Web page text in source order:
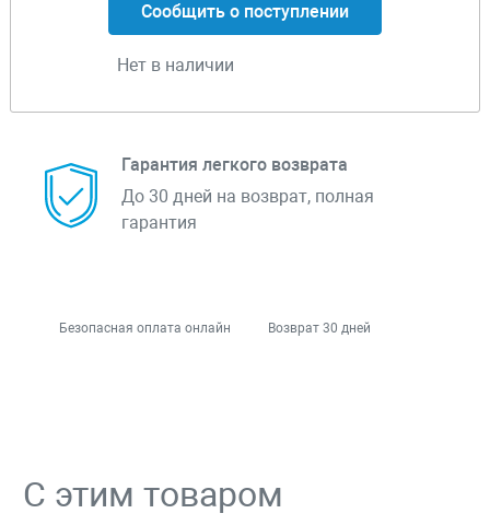
Сообщить о поступлении
Нет в наличии
Гарантия легкого возврата
До 30 дней на возврат, полная
гарантия
Безопасная оплата онлайн Возврат 30 дней
С этим товаром